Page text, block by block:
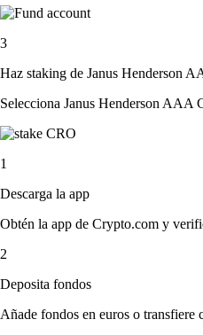
3
Haz staking de Janus Henderson
Selecciona Janus Henderson AAA
1
Descarga la app
Obtén la app de Crypto.com y
2
Deposita fondos
Añade fondos en euros o transfiere